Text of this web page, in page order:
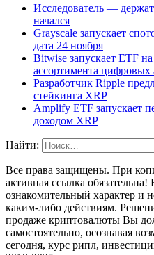
Исследователь —
начался
Grayscale запускает
дата 24 ноября
Bitwise запускает ETF
ассортимента цифровых
Разработчик Ripple
стейкинга XRP
Amplify ETF запускает
доходом XRP
Найти:
Все права защищены. При
активная ссылка
ознакомительный характер и
каким-либо действиям.
продаже криптовалюты Вы
самостоятельно, осознавая
сегодня, курс рипл,